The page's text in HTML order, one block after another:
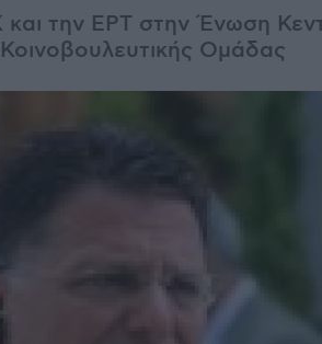
την ΕΡΤ στην Ένωση
Ομάδας